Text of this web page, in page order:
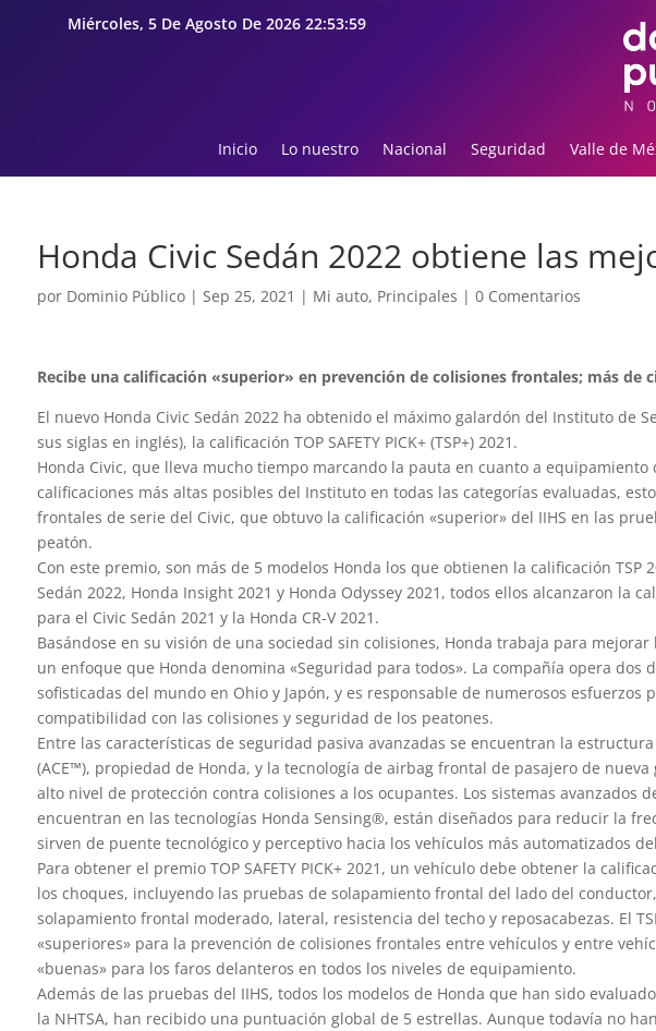
Miércoles, 5 De Agosto De 2026 22:54:00
Inicio Lo nuestro Nacional Seguridad Valle de
Honda Civic Sedán 2022 obtiene las
por Dominio Público| Sep 25, 2021 | Mi auto, Principales | 0 Comentarios
Recibe una calificación «superior» en prevención de colisiones frontales; más de
El nuevo Honda Civic Sedán 2022 ha obtenido el máximo galardón del Instituto de
sus siglas en inglés), la calificación TOP SAFETY PICK+ (TSP+) 2021.
Honda Civic, que lleva mucho tiempo marcando la pauta en cuanto a
calificaciones más altas posibles del Instituto en todas las categorías evaluadas,
frontales de serie del Civic, que obtuvo la calificación «superior» del IIHS en las
peatón.
Con este premio, son más de 5 modelos Honda los que obtienen la calificación TSP
Sedán 2022, Honda Insight 2021 y Honda Odyssey 2021, todos ellos alcanzaron la
para el Civic Sedán 2021 y la Honda CR-V 2021.
Basándose en su visión de una sociedad sin colisiones, Honda trabaja para
un enfoque que Honda denomina «Seguridad para todos». La compañía opera dos
sofisticadas del mundo en Ohio y Japón, y es responsable de numerosos esfuerzos
compatibilidad con las colisiones y seguridad de los peatones.
Entre las características de seguridad pasiva avanzadas se encuentran la
(ACE™), propiedad de Honda, y la tecnología de airbag frontal de pasajero de
alto nivel de protección contra colisiones a los ocupantes. Los sistemas avanzados
encuentran en las tecnologías Honda Sensing®, están diseñados para reducir la
sirven de puente tecnológico y perceptivo hacia los vehículos más automatizados
Para obtener el premio TOP SAFETY PICK+ 2021, un vehículo debe obtener la
los choques, incluyendo las pruebas de solapamiento frontal del lado del
solapamiento frontal moderado, lateral, resistencia del techo y reposacabezas. El
«superiores» para la prevención de colisiones frontales entre vehículos y entre
«buenas» para los faros delanteros en todos los niveles de equipamiento.
Además de las pruebas del IIHS, todos los modelos de Honda que han sido
la NHTSA, han recibido una puntuación global de 5 estrellas. Aunque todavía no